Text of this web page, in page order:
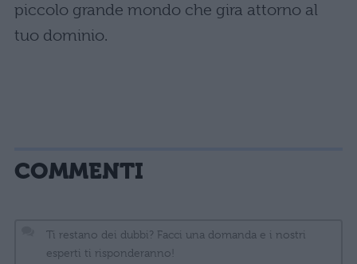
piccolo grande mondo che gira attorno al
tuo dominio.
COMMENTI